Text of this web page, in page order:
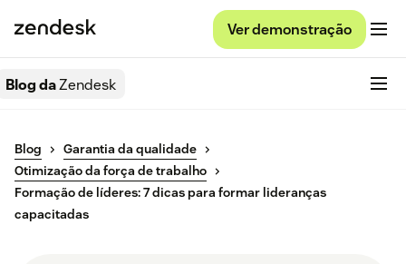
Ver demonstração
Blog daZendesk
Blog
Garantia da qualidade
Otimização da força de trabalho
Formação de líderes: 7 dicas para formar lideranças
capacitadas